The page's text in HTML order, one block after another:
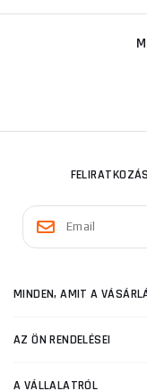
MINDEN, AMIT A
AZ ÖN RENDELÉSEI
A VÁLLALATRÓL